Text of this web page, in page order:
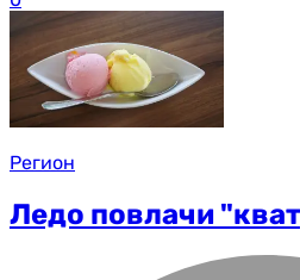
Регион
Ледо повлачи